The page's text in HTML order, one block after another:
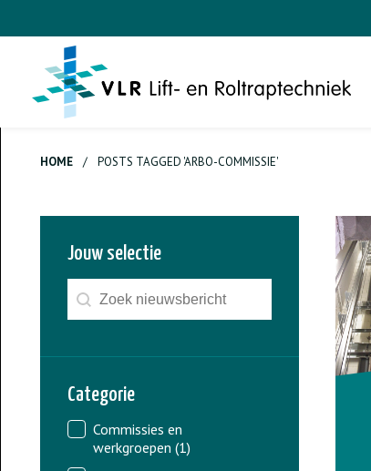
HOME / POSTS TAGGED 'ARBO-COMMISSIE'
Jouw selectie
Zoeken - nieuws
Categorie
Nieuws - categorie
Commissies en
werkgroepen (1)